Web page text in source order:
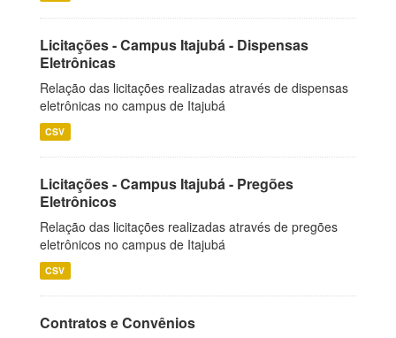
Licitações - Campus Itajubá - Dispensas
Eletrônicas
Relação das licitações realizadas através de dispensas
eletrônicas no campus de Itajubá
CSV
Licitações - Campus Itajubá - Pregões
Eletrônicos
Relação das licitações realizadas através de pregões
eletrônicos no campus de Itajubá
CSV
Contratos e Convênios